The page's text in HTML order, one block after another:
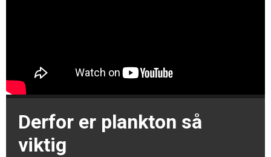
Derfor er plankton så
viktig